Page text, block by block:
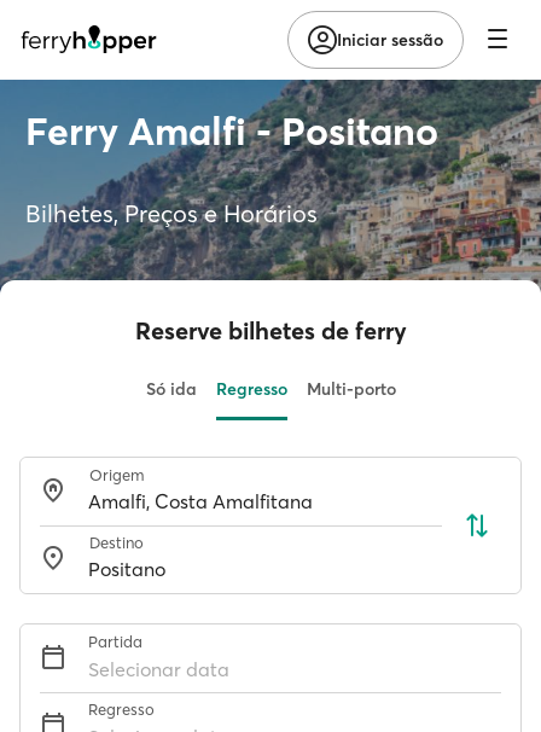
Iniciar sessão
Ferry Amalfi - Positano
Bilhetes, Preços e Horários
Reserve bilhetes de ferry
Só ida Regresso Multi-porto
Origem
Destino
Partida
Selecionar data
Regresso